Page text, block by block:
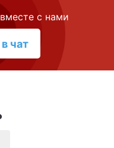
с нами
чат